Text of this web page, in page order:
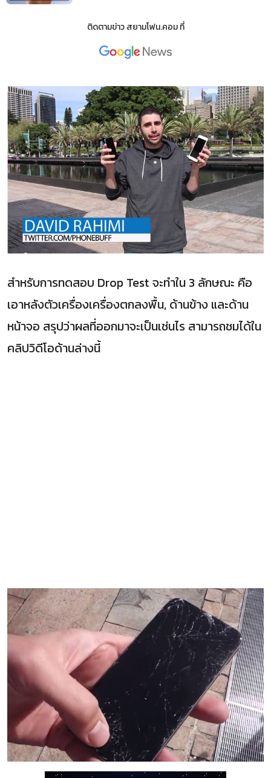
ติดตามข่าวสยามโฟน.คอมที่
สำหรับการทดสอบ Drop Test จะทำใน 3 ลักษณะ คือ
เอาหลังตัวเครื่องเครื่องตกลงพื้น, ด้านข้าง และด้าน
หน้าจอ สรุปว่าผลที่ออกมาจะเป็นเช่นไร สามารถชมได้ใน
คลิปวิดีโอด้านล่างนี้